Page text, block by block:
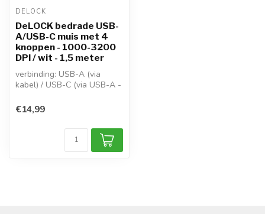
DELOCK
DeLOCK bedrade USB-
A/USB-C muis met 4
knoppen - 1000-3200
DPI / wit - 1,5 meter
verbinding: USB-A (via
kabel) / USB-C (via USB-A -
adapter)\nbewegingsdete...
€14,99